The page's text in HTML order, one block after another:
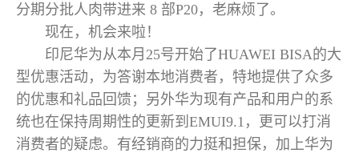
分期分批人肉带进来 8 部P20，老麻烦了。
现在，机会来啦！
印尼华为从本月25号开始了HUAWEI BISA的大
型优惠活动，为答谢本地消费者，特地提供了众多
的优惠和礼品回馈；另外华为现有产品和用户的系
统也在保持周期性的更新到EMUI9.1，更可以打消
消费者的疑虑。有经销商的力挺和担保，加上华为